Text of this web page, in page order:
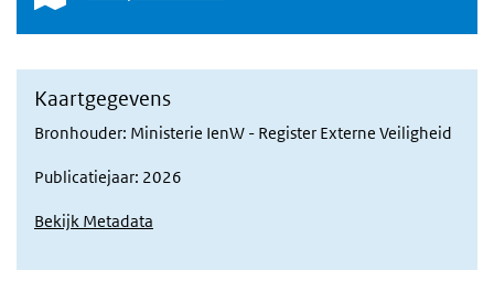
Kaartgegevens
Bronhouder: Ministerie IenW - Register Externe Veiligheid
Publicatiejaar: 2026
Bekijk Metadata